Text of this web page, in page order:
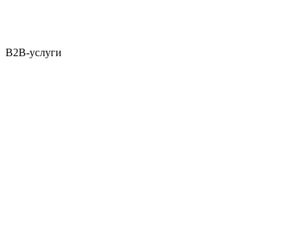
B2B-услуги